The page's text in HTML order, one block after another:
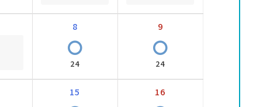
8
〇
24
9
〇
24
15 16